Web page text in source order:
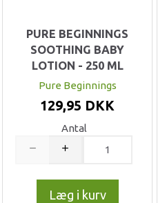
PURE BEGINNINGS
SOOTHING BABY
LOTION - 250 ML
Pure Beginnings
129,95 DKK
Antal
Læg i kurv